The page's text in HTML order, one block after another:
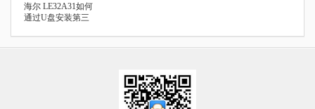
海尔 LE32A31如何
通过U盘安装第三